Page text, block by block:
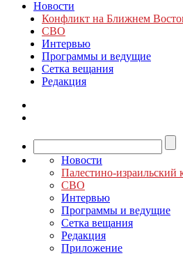
Новости
Конфликт на Ближнем
СВО
Интервью
Программы и ведущие
Сетка вещания
Редакция
Новости
Палестино-израильский
СВО
Интервью
Программы и ведущие
Сетка вещания
Редакция
Приложение